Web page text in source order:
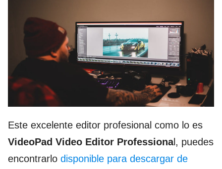
Este excelente editor profesional como lo es
VideoPad Video Editor Professional, puedes
encontrarlo disponible para descargar de